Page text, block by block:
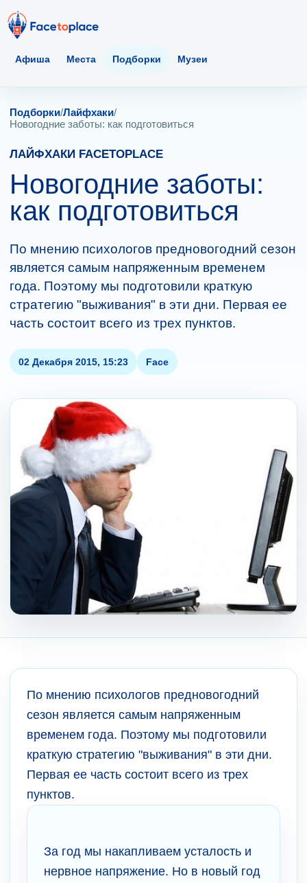
Афиша Места Подборки Музеи
Подборки/Лайфхаки/
Новогодние заботы: как подготовиться
ЛАЙФХАКИ FACETOPLACE
Новогодние заботы:
как подготовиться
По мнению психологов предновогодний сезон
является самым напряженным временем
года. Поэтому мы подготовили краткую
стратегию "выживания" в эти дни. Первая ее
часть состоит всего из трех пунктов.
02 Декабря 2015, 15:23 Face
По мнению психологов предновогодний
сезон является самым напряженным
временем года. Поэтому мы подготовили
краткую стратегию "выживания" в эти дни.
Первая ее часть состоит всего из трех
пунктов.
За год мы накапливаем усталость и
нервное напряжение. Но в новый год